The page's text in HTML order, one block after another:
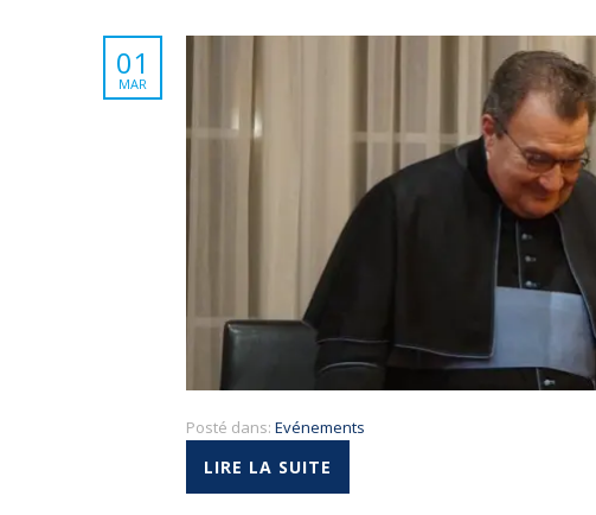
01
MAR
Posté dans: Evénements
LIRE LA SUITE